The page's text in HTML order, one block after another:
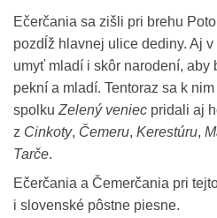
Ečerčania sa zišli pri brehu
pozdĺž hlavnej ulice dediny. Aj
umyť mladí i skôr narodení, aby
pekní a mladí. Tentoraz sa k
spolkuZelený veniec pridali aj
z Cinkoty, Čemeru, Kerestúru,
Tarče.
Ečerčania a Čemerčania pri
i slovenské pôstne piesne.